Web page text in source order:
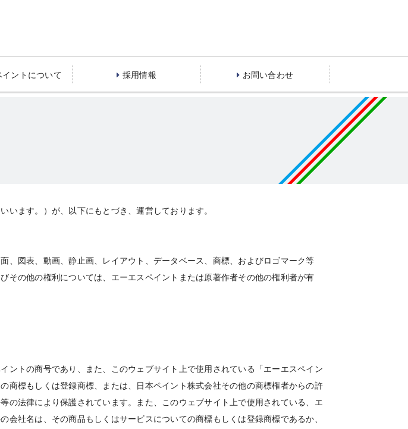
ントについて 採用情報 お問い合わせ
ます。）が、以下にもとづき、運営しております。
図表、動画、静止画、レイアウト、データベース、商標、およびロゴマーク等
その他の権利については、エーエスペイントまたは原著作者その他の権利者が有
トの商号であり、また、このウェブサイト上で使用されている「エーエスペイン
商標もしくは登録商標、または、日本ペイント株式会社その他の商標権者からの許
法律により保護されています。また、このウェブサイト上で使用されている、エ
社名は、その商品もしくはサービスについての商標もしくは登録商標であるか、